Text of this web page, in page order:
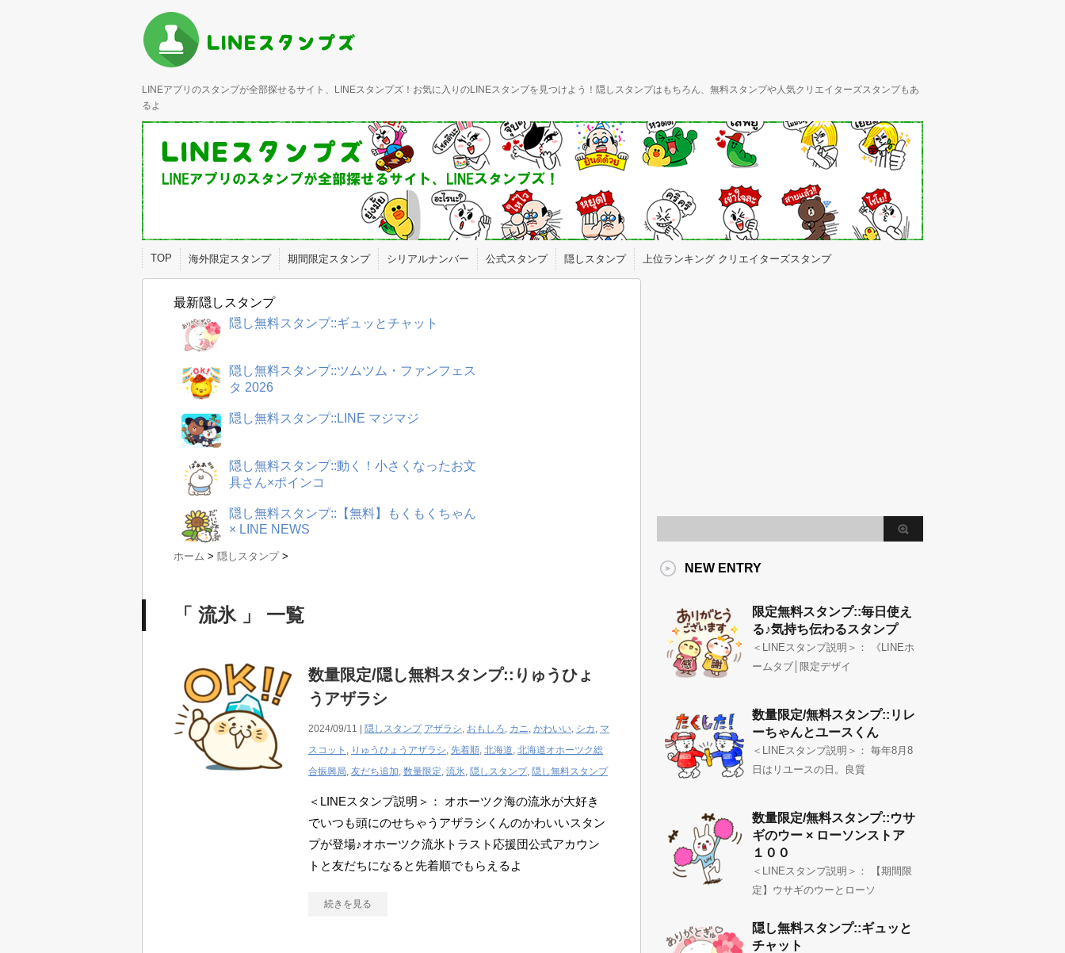
LINEアプリのスタンプが全部探せるサイト、LINEスタンプズ！お気に入りのLINEスタンプを見つけよう！隠しスタンプはもちろん、無料スタンプや人気クリエイターズスタンプもあ
るよ
TOP 海外限定スタンプ 期間限定スタンプ シリアルナンバー 公式スタンプ 隠しスタンプ 上位ランキング クリエイターズスタンプ
最新隠しスタンプ
隠し無料スタンプ::ギュッとチャット
隠し無料スタンプ::ツムツム・ファンフェス
タ 2026
隠し無料スタンプ::LINE マジマジ
隠し無料スタンプ::動く！小さくなったお文
具さん×ポインコ
隠し無料スタンプ::【無料】もくもくちゃん
× LINE NEWS
ホーム > 隠しスタンプ >
「 流氷 」 一覧
数量限定/隠し無料スタンプ::りゅうひょ
うアザラシ
2024/09/11 | 隠しスタンプ アザラシ, おもしろ, カニ, かわいい, シカ , マ
スコット , りゅうひょうアザラシ, 先着順, 北海道, 北海道オホーツク総
合振興局, 友だち追加, 数量限定, 流氷, 隠しスタンプ, 隠し無料スタンプ
＜LINEスタンプ説明＞： オホーツク海の流氷が大好き
でいつも頭にのせちゃうアザラシくんのかわいいスタン
プが登場♪オホーツク流氷トラスト応援団公式アカウン
トと友だちになると先着順でもらえるよ
続きを見る
NEW ENTRY
限定無料スタンプ::毎日使え
る♪気持ち伝わるスタンプ
＜LINEスタンプ説明＞： 《LINEホ
ームタブ│限定デザイ
数量限定/無料スタンプ::リレ
ーちゃんとユースくん
＜LINEスタンプ説明＞： 毎年8月8
日はリユースの日。良質
数量限定/無料スタンプ::ウサ
ギのウー × ローソンストア
１００
＜LINEスタンプ説明＞： 【期間限
定】ウサギのウーとローソ
隠し無料スタンプ::ギュッと
チャット